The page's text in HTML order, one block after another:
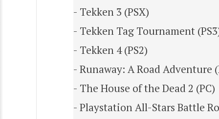
- Tekken 3 (PSX)
- Tekken Tag Tournament
- Tekken 4 (PS2)
- Runaway: A Road Adventure
- The House of the Dead 2 (PC)
- Playstation All-Stars Battle